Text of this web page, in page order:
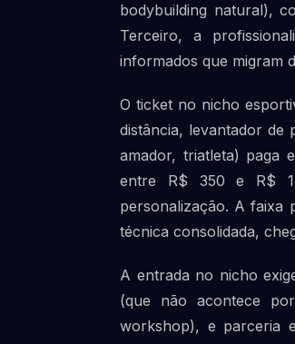
bodybuilding natural),
Terceiro, a
informados que migram
O ticket no nicho
distância, levantador de
amador, triatleta) paga
entre R$ 350 e R$
personalização. A faixa
técnica consolidada,
A entrada no nicho
(que não acontece
workshop), e parceria